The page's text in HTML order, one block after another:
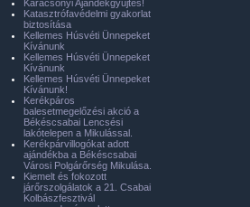
Karácsonyi Ajándékgyűjtés!
Katasztrófavédelmi gyakorlat
biztosítása
Kellemes Húsvéti Ünnepeket
Kívánunk
Kellemes Húsvéti Ünnepeket
Kívánunk
Kellemes Húsvéti Ünnepeket
Kívánunk!
Kerékpáros
balesetmegelőzési akció a
Békéscsabai Lencsési
lakótelepen a Mikulással.
Kerékpárvillogókat adott
ajándékba a Békéscsabai
Városi Polgárőrség Mikulása.
Kiemelt és fokozott
járőrszolgálatok a 21. Csabai
Kolbászfesztivál